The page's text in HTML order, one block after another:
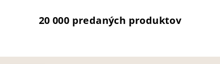
20 000 predaných produktov